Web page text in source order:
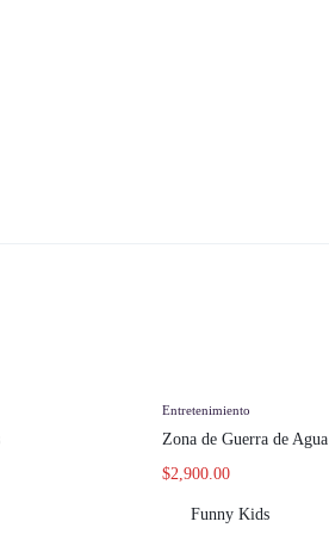
Entretenimiento
Zona de Guerra de Agua
$2,900.00
Funny Kids